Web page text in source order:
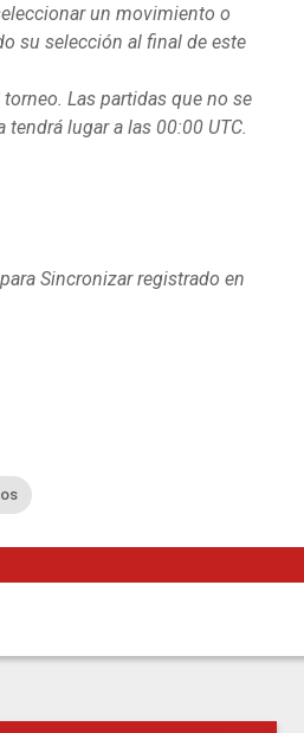
un movimiento o
su selección al final de este
Las partidas que no se
lugar a las 00:00 UTC.
Sincronizar registrado en